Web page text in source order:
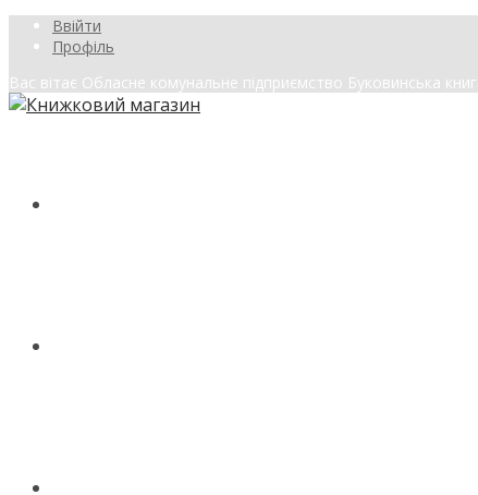
Ввійти
Профіль
Вас вітає Обласне комунальне підприємство Буковинська